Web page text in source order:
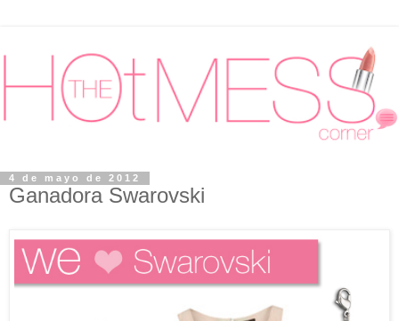
4 de mayo de 2012
Ganadora Swarovski